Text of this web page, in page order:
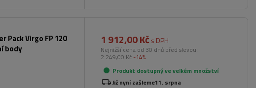
Pack Virgo FP 120
body
1 912,00 Kč s DPH
Nejnižší cena od 30 dnů před slevou:
2 249,00 Kč -14%
Produkt dostupný ve velkém množství
Již nyní zašleme11. srpna